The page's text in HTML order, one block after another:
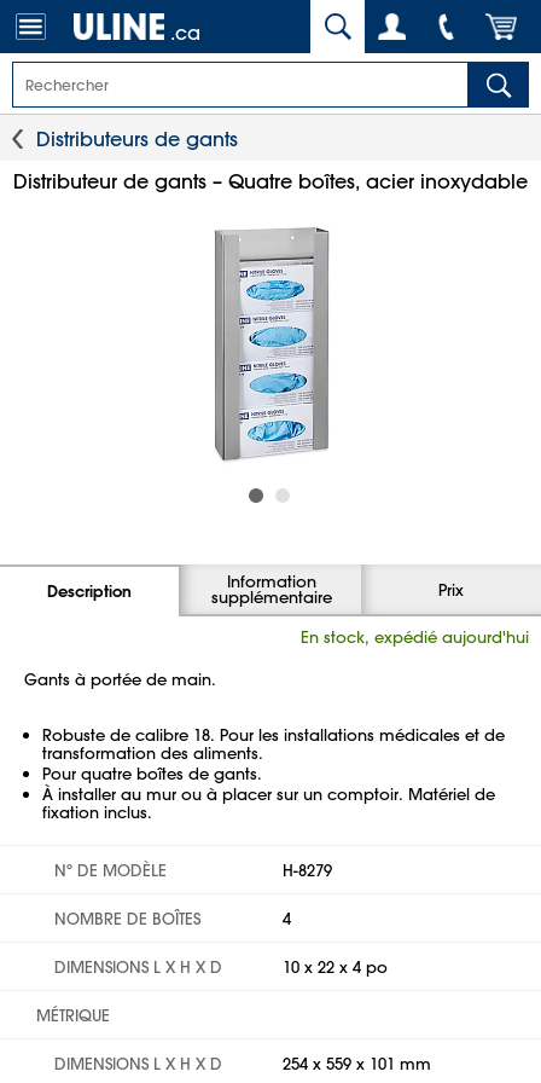
.ca
Distributeurs de gants
Distributeur de gants – Quatre boîtes, acier inoxydable
Description Information
supplémentaire Prix
En stock, expédié aujourd'hui
Gants à portée de main.
Robuste de calibre 18. Pour les installations médicales et de
transformation des aliments.
Pour quatre boîtes de gants.
À installer au mur ou à placer sur un comptoir. Matériel de
fixation inclus.
Nº DE MODÈLE H-8279
NOMBRE DE BOÎTES 4
DIMENSIONS L X H X D 10 x 22 x 4 po
MÉTRIQUE
DIMENSIONS L X H X D 254 x 559 x 101 mm